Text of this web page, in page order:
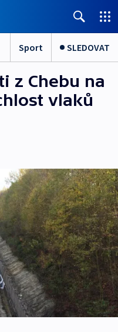
Sport SLEDOVAT
z Chebu na
vlaků